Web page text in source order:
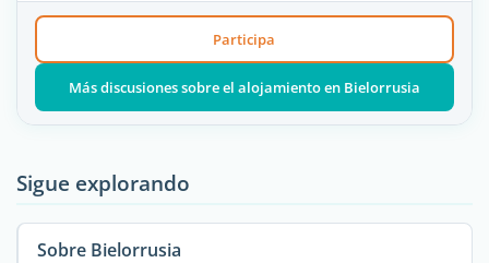
Participa
Más discusiones sobre el alojamiento en Bielorrusia
Sigue explorando
Sobre Bielorrusia